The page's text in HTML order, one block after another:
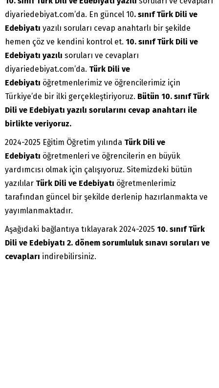
diyariedebiyat.com’da. En güncel 10. sınıf Türk Dili ve
Edebiyatı yazılı soruları cevap anahtarlı bir şekilde
hemen çöz ve kendini kontrol et. 10. sınıf Türk Dili ve
Edebiyatı yazılı soruları ve cevapları
diyariedebiyat.com’da. Türk Dili ve
Edebiyatı öğretmenlerimiz ve öğrencilerimiz için
Türkiye’de bir ilki gerçekleştiriyoruz. Bütün 10. sınıf Türk
Dili ve Edebiyatı yazılı sorularını cevap anahtarı ile
birlikte veriyoruz.
2024-2025 Eğitim Öğretim yılında Türk Dili ve
Edebiyatı öğretmenleri ve öğrencilerin en büyük
yardımcısı olmak için çalışıyoruz. Sitemizdeki bütün
yazılılar Türk Dili ve Edebiyatı öğretmenlerimiz
tarafından güncel bir şekilde derlenip hazırlanmakta ve
yayımlanmaktadır.
Aşağıdaki bağlantıya tıklayarak 2024-2025 10. sınıf Türk
Dili ve Edebiyatı 2. dönem sorumluluk sınavı soruları ve
cevapları indirebilirsiniz.